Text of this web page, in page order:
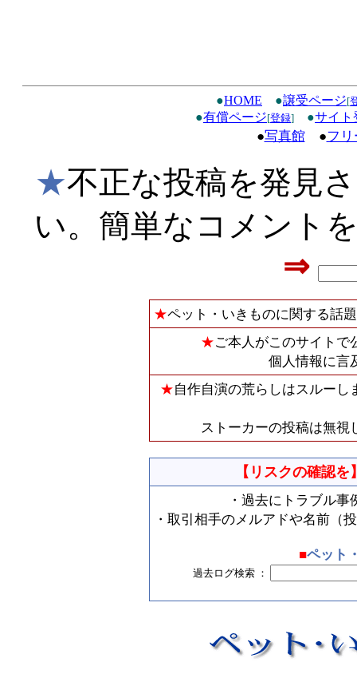
●HOME ●譲受ページ[
●有償ページ[登録] ●サイト
●写真館●フ
★不正な投稿を発見
い。簡単なコメント
⇒
★ペット・いきものに関する話
★ご本人がこのサイトで
個人情報に言
★自作自演の荒らしはスルー
ストーカーの投稿は無視
【リスクの確認を
・過去にトラブル
・取引相手のメルアドや名前（
■ペット
過去ログ検索 ：